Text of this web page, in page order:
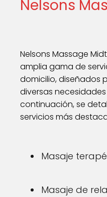
Nelsons
Nelsons Massage
amplia gama de
domicilio, diseñados
diversas
continuación, se
servicios más
Masaje
Masaje de